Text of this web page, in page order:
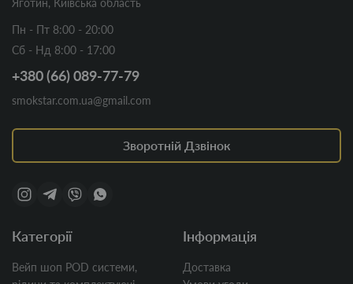
Яготин, Київська область
Пн - Пт 8:00 - 20:00
Сб - Нд 8:00 - 17:00
+380 (66) 089-77-79
smokstar.com.ua@gmail.com
Зворотній Дзвінок
Категорії
Вейп шоп POD системи,
Інформація
Доставка